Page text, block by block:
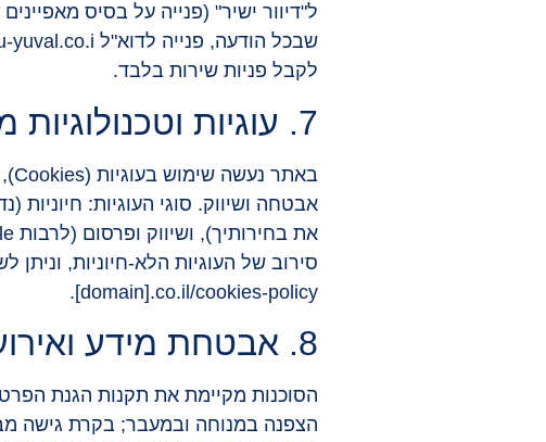
ל"דיוור ישיר" (פנייה על בסיס
לקבל פניות שירות בלבד.
7. עוגיות וטכנולוגיות מעקב
[domain].co.il/cookies-policy.
8. אבטחת מידע ואירועי אבטחה